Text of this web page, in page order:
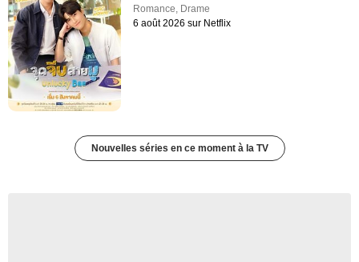
Romance, Drame
6 août 2026 sur Netflix
Nouvelles séries en ce moment à la TV